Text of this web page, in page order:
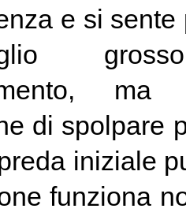
e si sente
di spolpare
iniziale
funziona